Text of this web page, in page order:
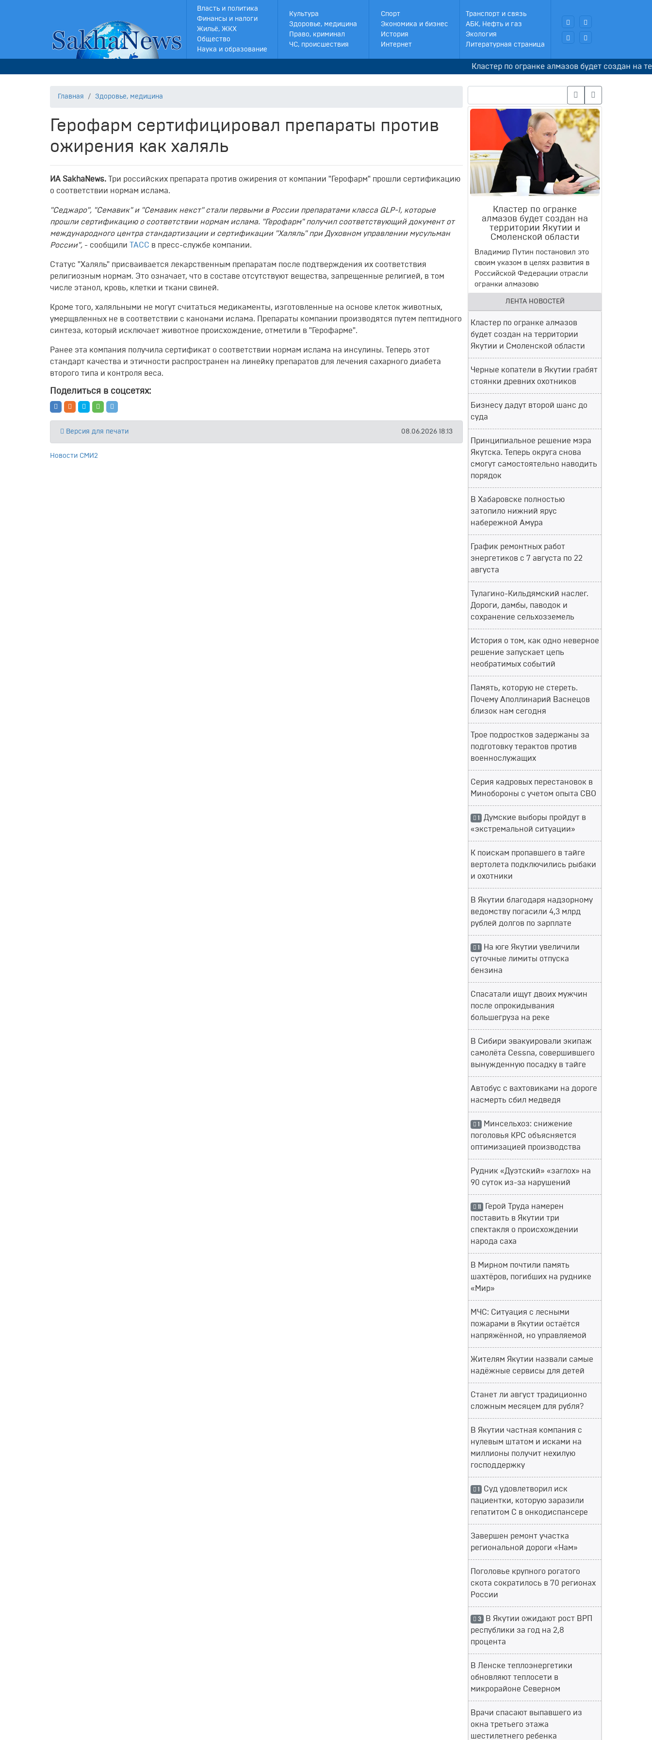
Власть и политика
Финансы и налоги
Жильё, ЖКХ
Общество
Наука и образование
Культура
Здоровье, медицина
Право, криминал
ЧС, происшествия
Спорт
Экономика и бизнес
История
Интернет
Транспорт и связь
АБК, Нефть и газ
Экология
Литературная страница
Кластер по огранке алмазов будет создан на
Главная Здоровье, медицина
Герофарм сертифицировал препараты против
ожирения как халяль
ИА SakhaNews.
Три российских препарата против ожирения от компании "Герофарм" прошли сертификацию
о соответствии нормам ислама.
"Седжаро", "Семавик" и "Семавик некст" стали первыми в России препаратами класса GLP-1, которые
прошли сертификацию о соответствии нормам ислама. "Герофарм" получил соответствующий документ от
международного центра стандартизации и сертификации "Халяль" при Духовном управлении мусульман
России", - сообщили ТАСС в пресс-службе компании.
Статус "Халяль" присваивается лекарственным препаратам после подтверждения их соответствия
религиозным нормам. Это означает, что в составе отсутствуют вещества, запрещенные религией, в том
числе этанол, кровь, клетки и ткани свиней.
Кроме того, халяльными не могут считаться медикаменты, изготовленные на основе клеток животных,
умерщвленных не в соответствии с канонами ислама. Препараты компании производятся путем пептидного
синтеза, который исключает животное происхождение, отметили в "Герофарме".
Ранее эта компания получила сертификат о соответствии нормам ислама на инсулины. Теперь этот
стандарт качества и этичности распространен на линейку препаратов для лечения сахарного диабета
второго типа и контроля веса.
Поделиться в соцсетях:
Версия для печати 08.06.2026 18:13
Новости СМИ2
Кластер по огранке
алмазов будет создан на
территории Якутии и
Смоленской области
Владимир Путин постановил это
своим указом в целях развития в
Российской Федерации отрасли
огранки алмазовю
ЛЕНТА НОВОСТЕЙ
Кластер по огранке алмазов
будет создан на территории
Якутии и Смоленской области
Черные копатели в Якутии грабят
стоянки древних охотников
Бизнесу дадут второй шанс до
суда
Принципиальное решение мэра
Якутска. Теперь округа снова
смогут самостоятельно наводить
порядок
В Хабаровске полностью
затопило нижний ярус
набережной Амура
График ремонтных работ
энергетиков с 7 августа по 22
августа
Тулагино-Кильдямский наслег.
Дороги, дамбы, паводок и
сохранение сельхозземель
История о том, как одно неверное
решение запускает цепь
необратимых событий
Память, которую не стереть.
Почему Аполлинарий Васнецов
близок нам сегодня
Трое подростков задержаны за
подготовку терактов против
военнослужащих
Серия кадровых перестановок в
Минобороны с учетом опыта СВО
1 Думские выборы пройдут в
«экстремальной ситуации»
К поискам пропавшего в тайге
вертолета подключились рыбаки
и охотники
В Якутии благодаря надзорному
ведомству погасили 4,3 млрд
рублей долгов по зарплате
1 На юге Якутии увеличили
суточные лимиты отпуска
бензина
Спасатали ищут двоих мужчин
после опрокидывания
большегруза на реке
В Сибири эвакуировали экипаж
самолёта Cessna, совершившего
вынужденную посадку в тайге
Автобус с вахтовиками на дороге
насмерть сбил медведя
1 Минсельхоз: снижение
поголовья КРС объясняется
оптимизацией производства
Рудник «Дуэтский» «заглох» на
90 суток из-за нарушений
11 Герой Труда намерен
поставить в Якутии три
спектакля о происхождении
народа саха
В Мирном почтили память
шахтёров, погибших на руднике
«Мир»
МЧС: Ситуация с лесными
пожарами в Якутии остаётся
напряжённой, но управляемой
Жителям Якутии назвали самые
надёжные сервисы для детей
Станет ли август традиционно
сложным месяцем для рубля?
В Якутии частная компания с
нулевым штатом и исками на
миллионы получит нехилую
господдержку
1 Суд удовлетворил иск
пациентки, которую заразили
гепатитом С в онкодиспансере
Завершен ремонт участка
региональной дороги «Нам»
Поголовье крупного рогатого
скота сократилось в 70 регионах
России
3 В Якутии ожидают рост ВРП
республики за год на 2,8
процента
В Ленске теплоэнергетики
обновляют теплосети в
микрорайоне Северном
Врачи спасают выпавшего из
окна третьего этажа
шестилетнего ребенка